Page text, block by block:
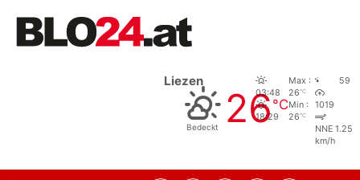
Liezen
Bedeckt 26°C
03:48
18:29
Max :
26°C
Min :
26°C
59
1019
NNE 1.25
km/h